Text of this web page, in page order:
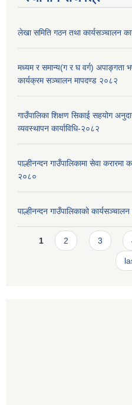
लेखा समिति गठन तथा कार्यसञ्चालन
मध्यम र समान्य(ग र घ वर्ग) अपाङ्गता
कार्यक्रम सञ्चालन मापदण्ड २०८२
गाउँपालिका शिक्षण सिकाई सहयोग
व्यवस्थापन कार्याविधि-२०८२
पाल्हीनन्दन गाउँपालिकामा सेवा करारमा
२०८०
पाल्हीनन्दन गाउँपालिकाको
Pages
1 2 3